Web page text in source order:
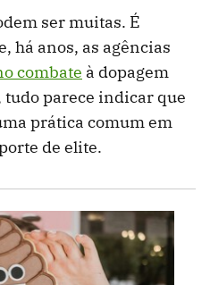
ser muitas. É
há anos, as agências
combate à dopagem
parece indicar que
prática comum em
de elite.